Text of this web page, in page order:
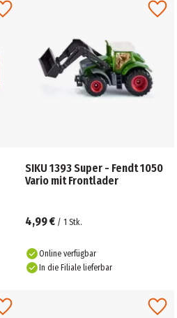
SIKU 1393 Super - Fendt 1050
Vario mit Frontlader
4,99 € / 1 Stk.
Online verfügbar
In die Filiale lieferbar